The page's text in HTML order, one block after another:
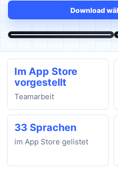
Download
Im App Store
vorgestellt
Teamarbeit
33 Sprachen
im App Store gelistet